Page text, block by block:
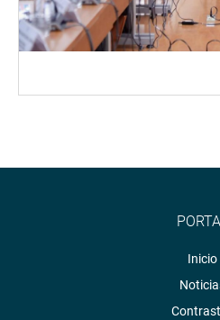
Inicio